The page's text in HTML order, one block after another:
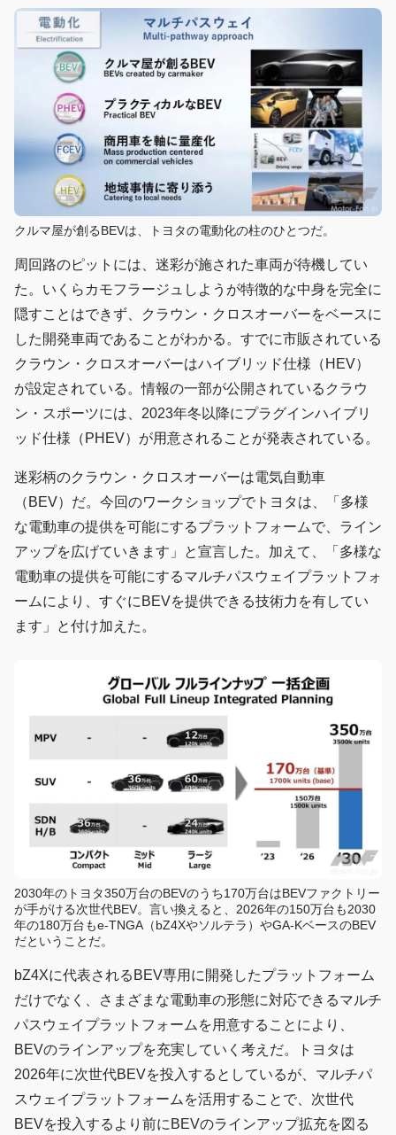
クルマ屋が創るBEVは、トヨタの電動化の柱のひとつだ。
周回路のピットには、迷彩が施された車両が待機してい
た。いくらカモフラージュしようが特徴的な中身を完全に
隠すことはできず、クラウン・クロスオーバーをベースに
した開発車両であることがわかる。すでに市販されている
クラウン・クロスオーバーはハイブリッド仕様（HEV）
が設定されている。情報の一部が公開されているクラウ
ン・スポーツには、2023年冬以降にプラグインハイブリ
ッド仕様（PHEV）が用意されることが発表されている。
迷彩柄のクラウン・クロスオーバーは電気自動車
（BEV）だ。今回のワークショップでトヨタは、「多様
な電動車の提供を可能にするプラットフォームで、ライン
アップを広げていきます」と宣言した。加えて、「多様な
電動車の提供を可能にするマルチパスウェイプラットフォ
ームにより、すぐにBEVを提供できる技術力を有してい
ます」と付け加えた。
2030年のトヨタ350万台のBEVのうち170万台はBEVファクトリー
が手がける次世代BEV。言い換えると、2026年の150万台も2030
年の180万台もe-TNGA（bZ4Xやソルテラ）やGA-KベースのBEV
だということだ。
bZ4Xに代表されるBEV専用に開発したプラットフォーム
だけでなく、さまざまな電動車の形態に対応できるマルチ
パスウェイプラットフォームを用意することにより、
BEVのラインアップを充実していく考えだ。トヨタは
2026年に次世代BEVを投入するとしているが、マルチパ
スウェイプラットフォームを活用することで、次世代
BEVを投入するより前にBEVのラインアップ拡充を図る